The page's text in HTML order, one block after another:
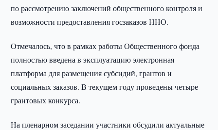
по рассмотрению заключений общественного контроля и
возможности предоставления госзаказов ННО.
Отмечалось, что в рамках работы Общественного фонда
полностью введена в эксплуатацию электронная
платформа для размещения субсидий, грантов и
социальных заказов. В текущем году проведены четыре
грантовых конкурса.
На пленарном заседании участники обсудили актуальные